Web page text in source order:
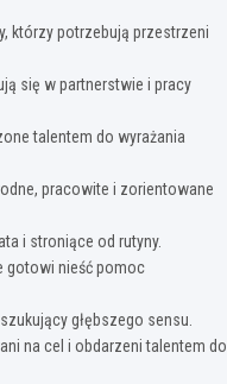
którzy potrzebują przestrzeni
się w partnerstwie i pracy
talentem do wyrażania
pracowite i zorientowane
i stroniące od rutyny.
gotowi nieść pomoc
głębszego sensu.
na cel i obdarzeni talentem do